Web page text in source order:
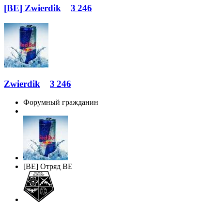
[BE] Zwierdik 3 246
Zwierdik 3 246
Форумный гражданин
[BE] Отряд BE